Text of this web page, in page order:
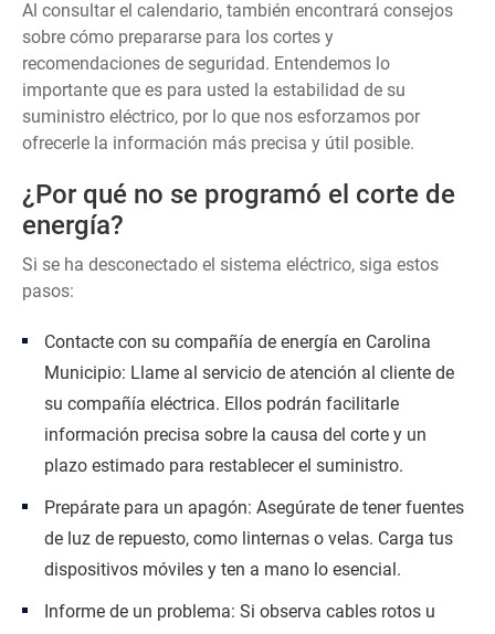
Al consultar el calendario, también encontrará consejos
sobre cómo prepararse para los cortes y
recomendaciones de seguridad. Entendemos lo
importante que es para usted la estabilidad de su
suministro eléctrico, por lo que nos esforzamos por
ofrecerle la información más precisa y útil posible.
¿Por qué no se programó el corte de
energía?
Si se ha desconectado el sistema eléctrico, siga estos
pasos:
Contacte con su compañía de energía en Carolina
Municipio: Llame al servicio de atención al cliente de
su compañía eléctrica. Ellos podrán facilitarle
información precisa sobre la causa del corte y un
plazo estimado para restablecer el suministro.
Prepárate para un apagón: Asegúrate de tener fuentes
de luz de repuesto, como linternas o velas. Carga tus
dispositivos móviles y ten a mano lo esencial.
Informe de un problema: Si observa cables rotos u